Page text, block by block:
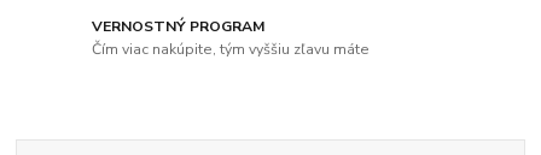
VERNOSTNÝ PROGRAM
Čím viac nakúpite, tým vyššiu zľavu máte